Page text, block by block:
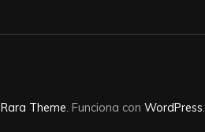
Rara Theme. Funciona con WordPress.